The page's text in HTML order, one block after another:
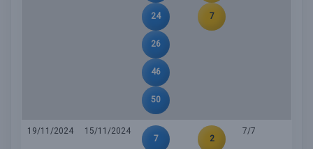
24
26
46
50
7
19/11/2024
15/11/2024
7
2
7/7